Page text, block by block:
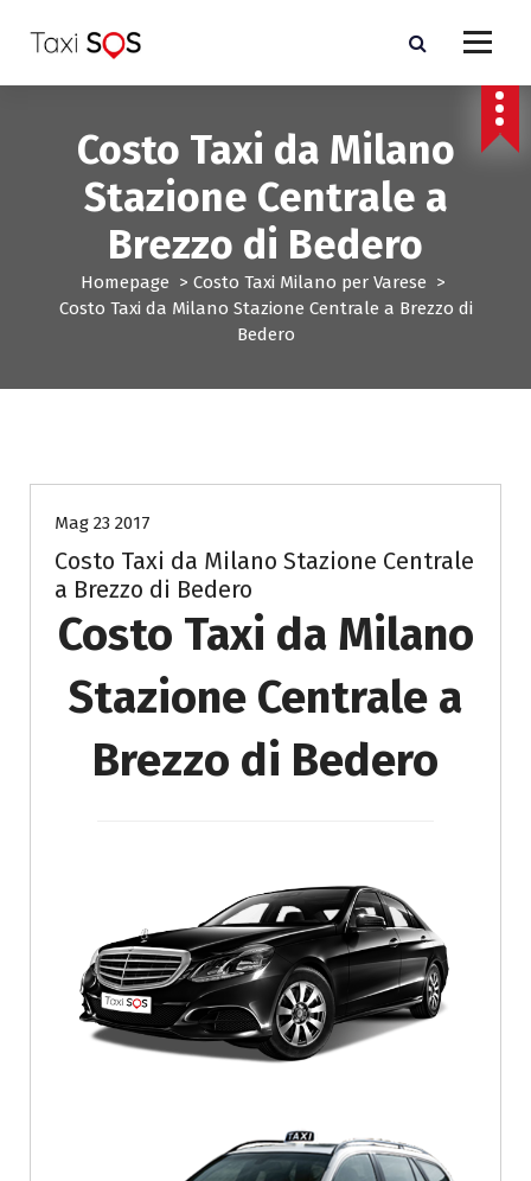
a
Costo Taxi da Milano
Stazione Centrale a
Brezzo di Bedero
Homepage > Costo Taxi Milano per Varese >
Costo Taxi da Milano Stazione Centrale a Brezzo di
Bedero
Mag 23 2017
Costo Taxi da Milano Stazione Centrale
a Brezzo di Bedero
Costo Taxi da Milano
Stazione Centrale a
Brezzo di Bedero